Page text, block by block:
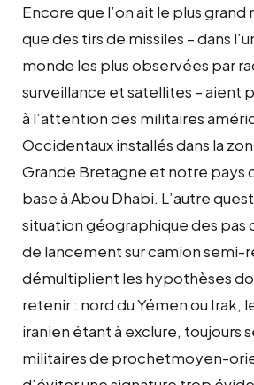
Encore que l’on ait le plus
que des tirs de missiles – dans
monde les plus observées par
surveillance et satellites – aient
à l’attention des militaires
Occidentaux installés dans la
Grande Bretagne et notre pays
base à Abou Dhabi. L’autre
situation géographique des pas
de lancement sur camion semi-
démultiplient les hypothèses
retenir : nord du Yémen ou Irak,
iranien étant à exclure, toujours
militaires de prochetmoyen-